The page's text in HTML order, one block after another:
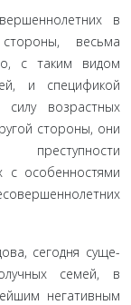
в
весьма
с таким видом
и спецификой
возрастных
стороны, они
с особенностями
сегодня суще­
семей, в
негативным